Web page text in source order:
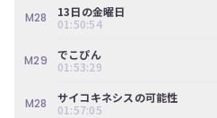
M28
13日の金曜日
01:50:54
M29
でこぴん
01:53:29
M28
サイコキネシスの可能性
01:57:05